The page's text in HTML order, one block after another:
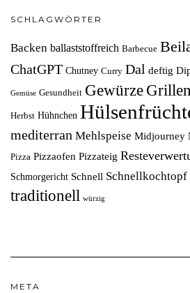
SCHLAGWÖRTER
Backen ballaststoffreich Barbecue
ChatGPT Chutney Curry Dal deftig
Gemüse Gesundheit Gewürze Grillen
Herbst Hühnchen
mediterran Mehlspeise Midjourney
Pizza Pizzaofen Pizzateig
Schmorgericht Schnell Schnellkochtopf
traditionell würzig
META